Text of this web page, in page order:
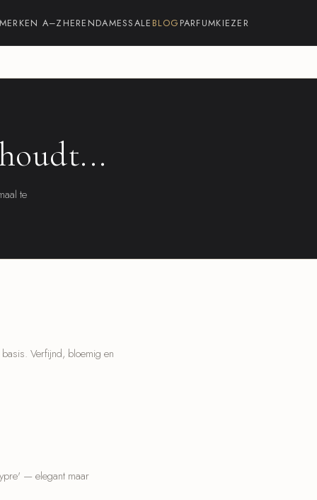
A–Z HERENDAMESSALE BLOG PARFUMKIEZER
te
Verfijnd, bloemig en
— elegant maar